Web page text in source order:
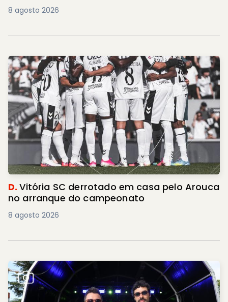
8 agosto 2026
D.Vitória SC derrotado em casa pelo Arouca
no arranque do campeonato
8 agosto 2026